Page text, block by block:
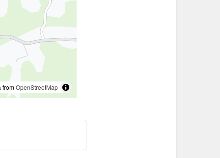
fromOpenStreetMap